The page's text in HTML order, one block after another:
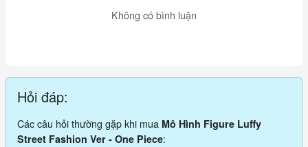
làm từ nhựa PVC, tái hiện lại nhân vật một
Không có bình luận
Hỏi đáp:
Các câu hỏi thường gặp khi mua Mô Hình Figure Luffy
Street Fashion Ver - One Piece: